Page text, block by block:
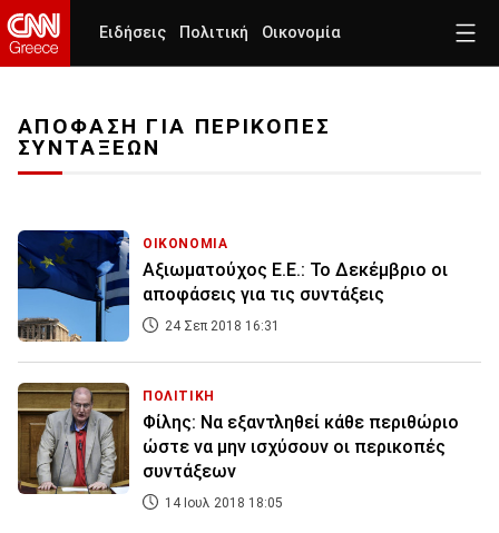
Ειδήσεις Πολιτική Οικονομία
ΑΠΟΦΑΣΗ ΓΙΑ ΠΕΡΙΚΟΠΕΣ
ΣΥΝΤΑΞΕΩΝ
ΟΙΚΟΝΟΜΙΑ
Αξιωματούχος Ε.Ε.: Το Δεκέμβριο οι
αποφάσεις για τις συντάξεις
24 Σεπ 2018 16:31
ΠΟΛΙΤΙΚΗ
Φίλης: Να εξαντληθεί κάθε περιθώριο
ώστε να μην ισχύσουν οι περικοπές
συντάξεων
14 Ιουλ 2018 18:05